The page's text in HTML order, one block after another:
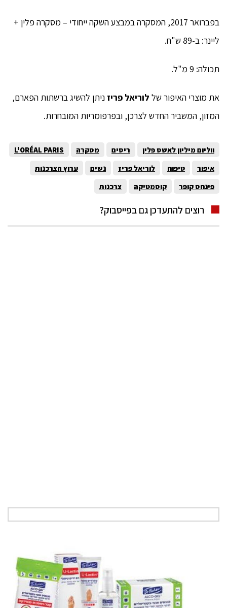
בפברואר 2017, המסקרה במבצע השקה ייחודי – מסקרה פלין +
ליינר: ב-89 ש"ח.
תכולה: 9 מ"ל.
את מוצרי האיפור של לוריאל פריז ניתן להשיג ברשתות הפארם,
המזון, המשביר החדש לצרכן, ובפרפומריות המובחרות.
ווליום מיליון לאשס פלין ריסים מסקרה
L'ORÉAL PARIS
איפור
טיפוח לוריאל פריז נשים
ערוץ הצרכנות
פינחס קופר
קוסמטיקה צרכנות
רוצים להתעדכן גם בפייסבוק?